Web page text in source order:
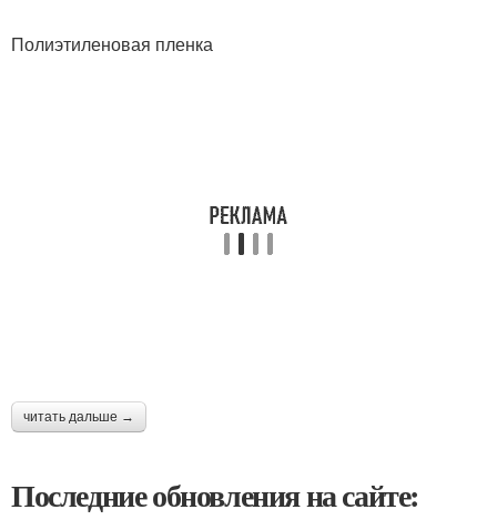
Полиэтиленовая пленка
читать дальше →
Последние обновления на сайте: